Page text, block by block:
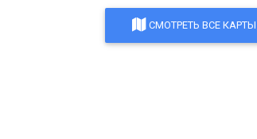
СМОТРЕТЬ ВСЕ КАРТЫ